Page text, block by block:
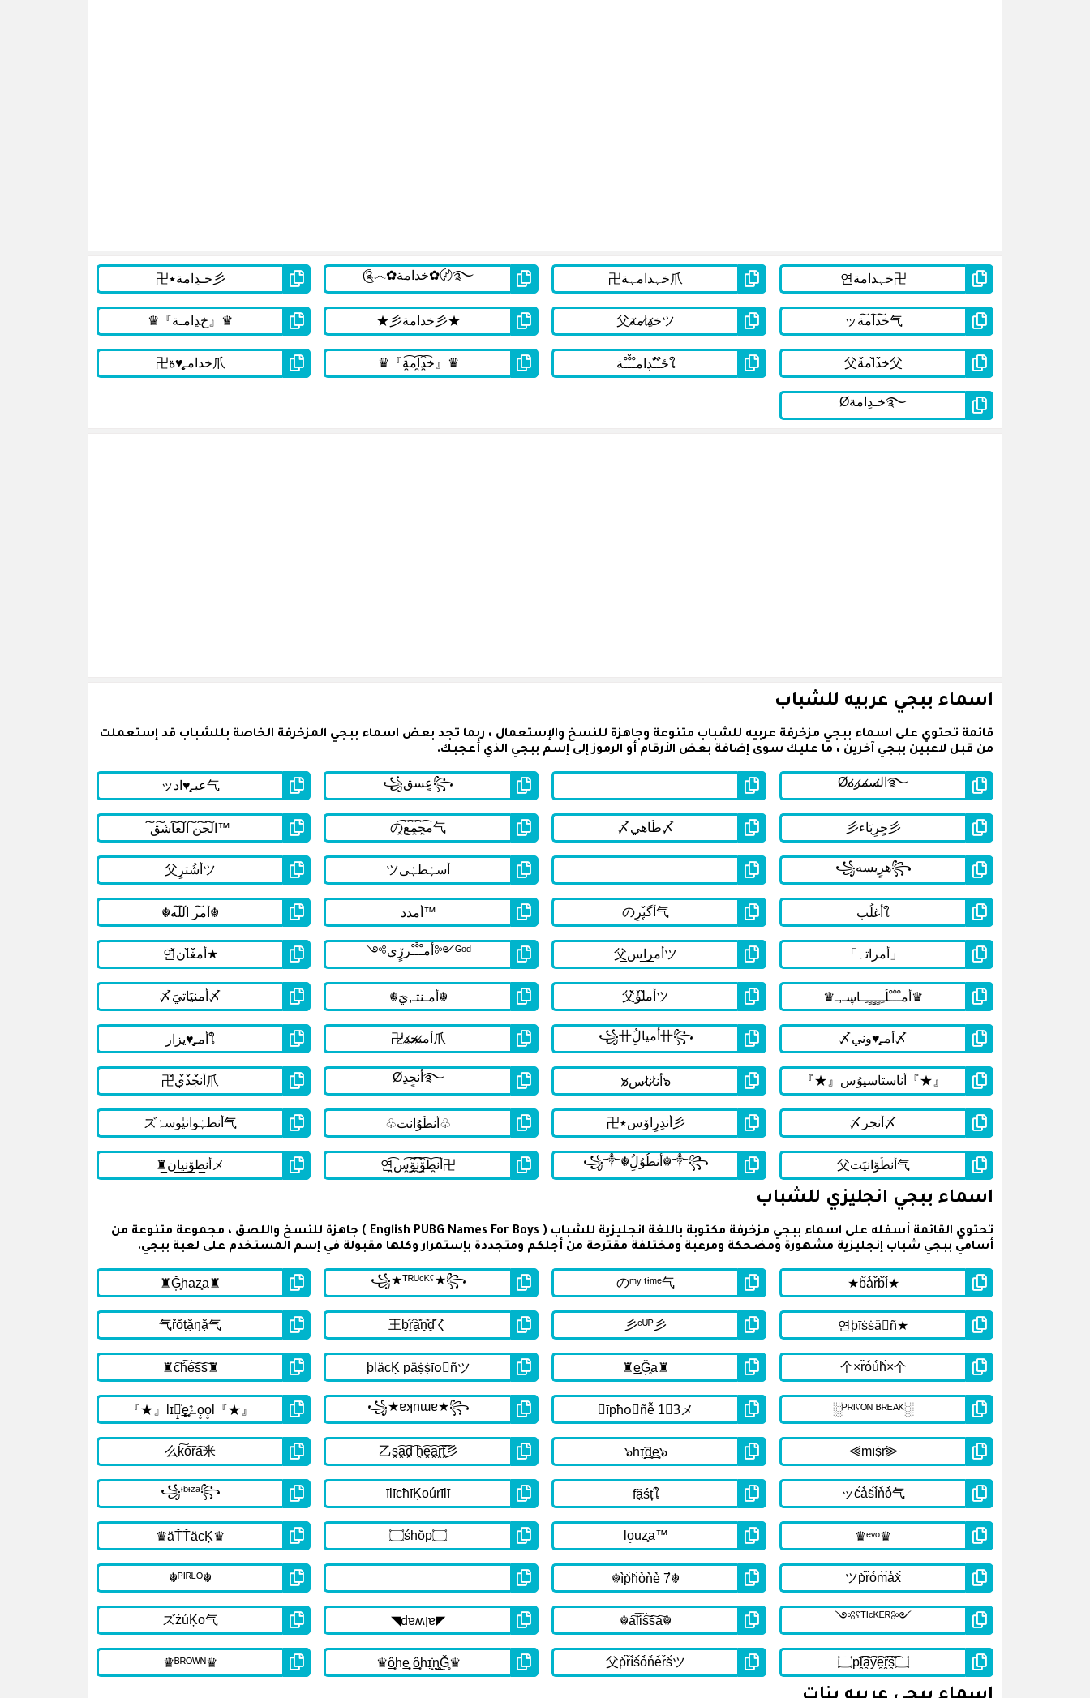
اسماء ببجي عربيه للشباب
قائمة تحتوي على اسماء ببجي مزخرفة عربيه للشباب متنوعة وجاهزة للنسخ والإستعمال ، ربما تجد بعض اسماء ببجي المزخرفة الخاصة بللشباب قد إستعملت
من قبل لاعبين ببجي آخرين ، ما عليك سوى إضافة بعض الأرقام أو الرموز إلى إسم ببجي الذي أعجبك.
اسماء ببجي انجليزي للشباب
تحتوي القائمة أسفله على اسماء ببجي مزخرفة مكتوبة باللغة انجليزية للشباب ( English PUBG Names For Boys ) جاهزة للنسخ واللصق ، مجموعة متنوعة من
أسامي ببجي شباب إنجليزية مشهورة ومضحكة ومرعبة ومختلفة مقترحة من أجلكم ومتجددة بإستمرار وكلها مقبولة في إسم المستخدم على لعبة ببجي.